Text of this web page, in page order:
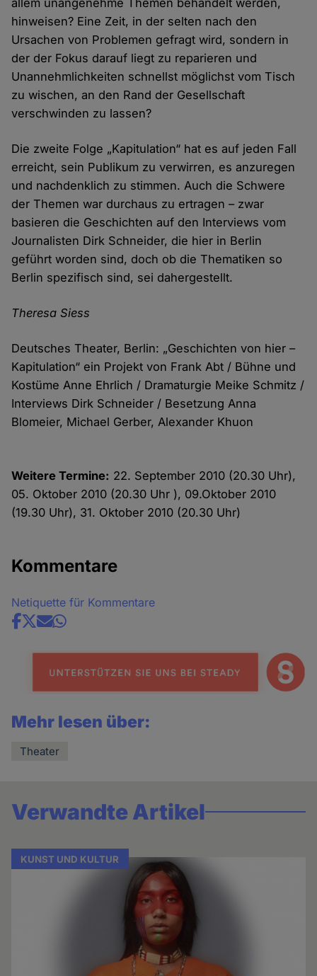
allem unangenehme Themen behandelt werden,
hinweisen? Eine Zeit, in der selten nach den
Ursachen von Problemen gefragt wird, sondern in
der der Fokus darauf liegt zu reparieren und
Unannehmlichkeiten schnellst möglichst vom Tisch
zu wischen, an den Rand der Gesellschaft
verschwinden zu lassen?
Die zweite Folge „Kapitulation“ hat es auf jeden Fall
erreicht, sein Publikum zu verwirren, es anzuregen
und nachdenklich zu stimmen. Auch die Schwere
der Themen war durchaus zu ertragen – zwar
basieren die Geschichten auf den Interviews vom
Journalisten Dirk Schneider, die hier in Berlin
geführt worden sind, doch ob die Thematiken so
Berlin spezifisch sind, sei dahergestellt.
Theresa Siess
Deutsches Theater, Berlin: „Geschichten von hier –
Kapitulation“ ein Projekt von Frank Abt / Bühne und
Kostüme Anne Ehrlich / Dramaturgie Meike Schmitz /
Interviews Dirk Schneider / Besetzung Anna
Blomeier, Michael Gerber, Alexander Khuon
Weitere Termine: 22. September 2010 (20.30 Uhr),
05. Oktober 2010 (20.30 Uhr ), 09.Oktober 2010
(19.30 Uhr), 31. Oktober 2010 (20.30 Uhr)
Kommentare
Netiquette für Kommentare
Share
news
Mehr lesen über:
Theater
Verwandte Artikel
KUNST UND KULTUR